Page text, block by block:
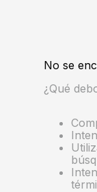
No se
¿Qué